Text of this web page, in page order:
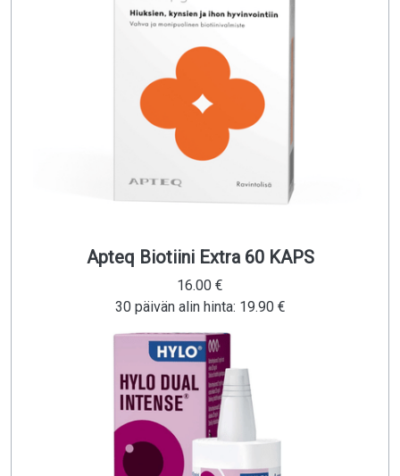
Apteq Biotiini Extra 60 KAPS
16.00 €
30 päivän alin hinta: 19.90 €